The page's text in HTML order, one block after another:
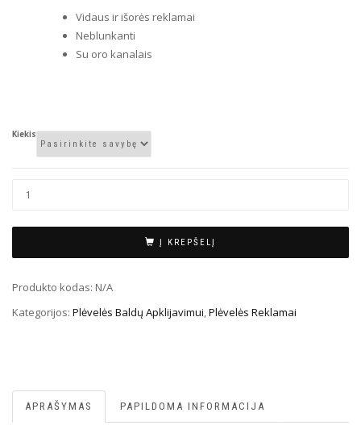
Vidaus ir išorės reklamai
Neblunkanti
Su oro kanalais
Kiekis
Į KREPŠELĮ
Produkto kodas: N/A
Kategorijos: Plėvelės Baldų Apklijavimui,Plėvelės Reklamai
APRAŠYMAS PAPILDOMA INFORMACIJA